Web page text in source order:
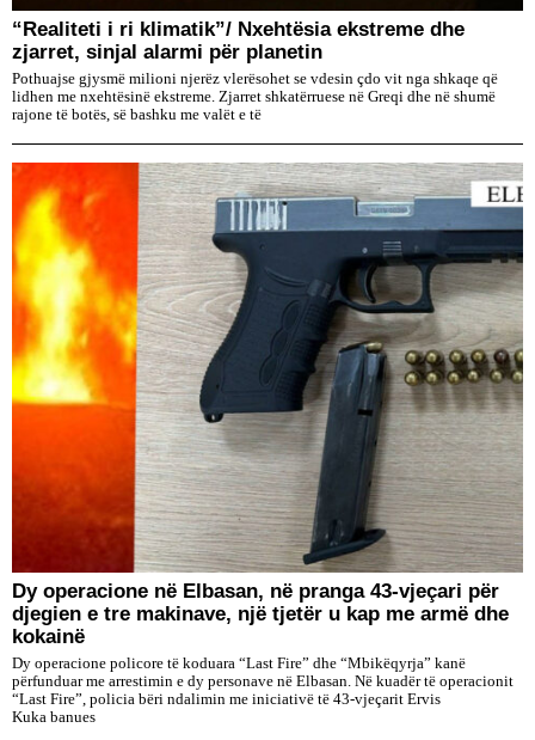
“Realiteti i ri klimatik”/ Nxehtësia ekstreme dhe
zjarret, sinjal alarmi për planetin
Pothuajse gjysmë milioni njerëz vlerësohet se vdesin çdo vit nga shkaqe që
lidhen me nxehtësinë ekstreme. Zjarret shkatërruese në Greqi dhe në shumë
rajone të botës, së bashku me valët e të
Dy operacione në Elbasan, në pranga 43-vjeçari për
djegien e tre makinave, një tjetër u kap me armë dhe
kokainë
Dy operacione policore të koduara “Last Fire” dhe “Mbikëqyrja” kanë
përfunduar me arrestimin e dy personave në Elbasan. Në kuadër të operacionit
“Last Fire”, policia bëri ndalimin me iniciativë të 43-vjeçarit Ervis
Kuka banues